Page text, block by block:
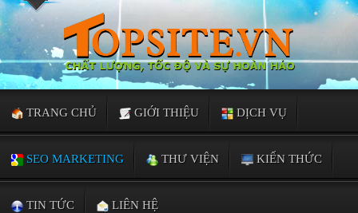
TRANG CHỦ GIỚI THIỆU DỊCH VỤ
SEO MARKETING THƯ VIỆN KIẾN THỨC
TIN TỨC LIÊN HỆ